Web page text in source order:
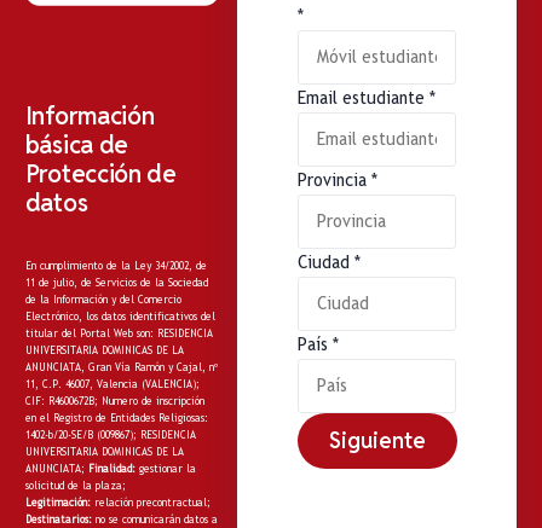
Información
básica de
Protección de
datos
En cumplimiento de la Ley 34/2002, de
11 de julio, de Servicios de la Sociedad
de la Información y del Comercio
Electrónico, los datos identificativos del
titular del Portal Web son: RESIDENCIA
UNIVERSITARIA DOMINICAS DE LA
ANUNCIATA, Gran Vía Ramón y Cajal, nº
11, C.P. 46007, Valencia (VALENCIA);
CIF: R4600672B; Numero de inscripción
en el Registro de Entidades Religiosas:
1402-b/20-SE/B (009867); RESIDENCIA
UNIVERSITARIA DOMINICAS DE LA
ANUNCIATA; Finalidad: gestionar la
solicitud de la plaza;
Legitimación: relación precontractual;
Destinatarios: no se comunicarán datos a
*
Email estudiante *
Provincia *
Ciudad *
País *
Siguiente